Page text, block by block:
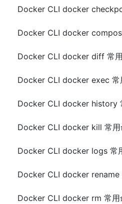
Docker CLI docker
Docker CLI docker
Docker CLI docker diff 常
Docker CLI docker exec 常
Docker CLI docker history
Docker CLI docker kill 常用
Docker CLI docker logs 常
Docker CLI docker rename
Docker CLI docker rm 常用